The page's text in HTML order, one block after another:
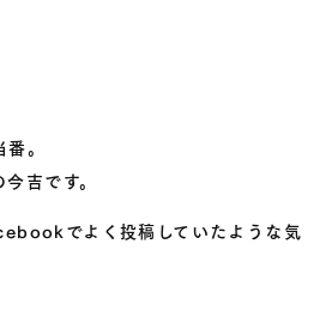
。
吉です。
でよく投稿していたような気